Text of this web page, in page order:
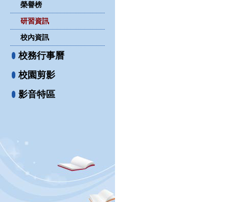
榮譽榜
研習資訊
校內資訊
校務行事曆
校園剪影
影音特區